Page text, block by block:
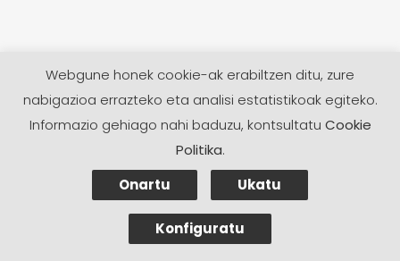
Webgune honek cookie-ak erabiltzen ditu, zure
nabigazioa errazteko eta analisi estatistikoak egiteko.
Informazio gehiago nahi baduzu, kontsultatu Cookie
Politika.
Onartu
Ukatu
Konfiguratu